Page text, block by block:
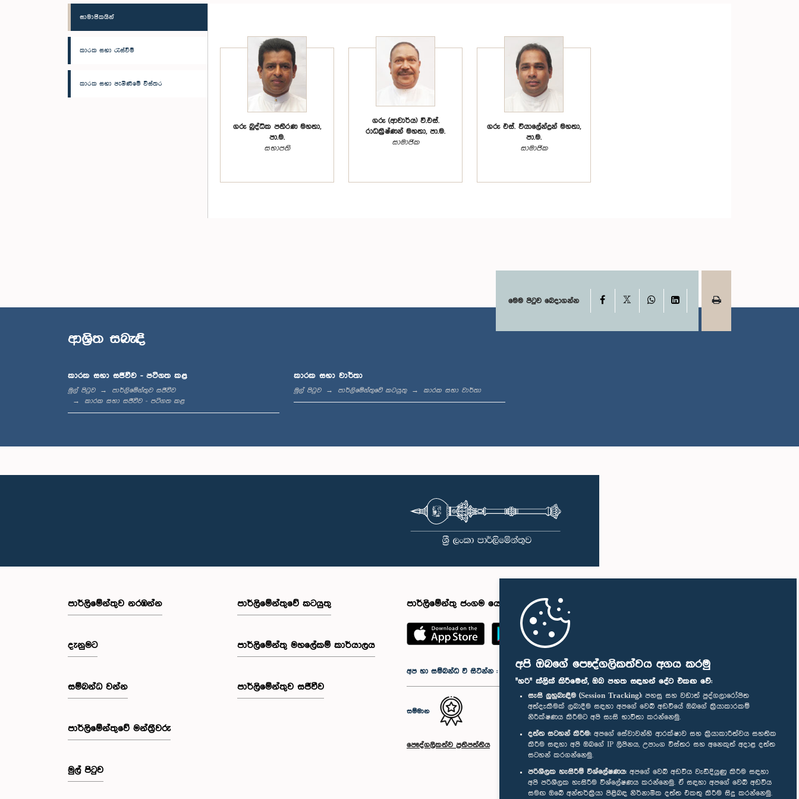
අපි ඔබගේ පෞද්ගලිකත්වය අගය කරමු
"හරි" ක්ලික් කිරීමෙන්, ඔබ පහත සඳහන් දේට එකඟ වේ:
සැසි ලුහුබැඳීම (Session Tracking): පහසු සහ වඩාත් පුද්ගලාරෝපිත
අත්දැකීමක් ලබාදීම සඳහා අපගේ වෙබ් අඩවියේ ඔබගේ ක්‍රියාකාරකම්
නිරීක්ෂණය කිරීමට අපි සැසි භාවිතා කරන්නෙමු.
දත්ත සටහන් කිරීම: අපගේ සේවාවන්හි ආරක්ෂාව සහ ක්‍රියාකාරීත්වය සහතික
කිරීම සඳහා අපි ඔබගේ IP ලිපිනය, උපාංග විස්තර සහ අනෙකුත් අදාළ දත්ත
සටහන් කරගන්නෙමු.
පරිශීලක හැසිරීම් විශ්ලේෂණය: අපගේ වෙබ් අඩවිය වැඩිදියුණු කිරීම සඳහා
අපි පරිශීලක හැසිරීම විශ්ලේෂණය කරන්නෙමු. ඒ සඳහා අපගේ වෙබ් අඩවිය
සමඟ ඔබේ අන්තර්ක්‍රියා පිළිබඳ නිර්නාමික දත්ත එකතු කිරීම සිදු කරන්නෙමු.
සාමාජිකයින්
කාරක සභා රැස්වීම්
කාරක සභා පැමිණීමේ විස්තර
ගරු බුද්ධික පතිරණ මහතා,
පා.ම.
සභාපති
ගරු (ආචාර්ය) වී.එස්.
රාධක්‍රිෂ්ණන් මහතා, පා.ම.
සාමාජික
ගරු එස්. වියාලේන්ද්‍රන් මහතා,
පා.ම.
සාමාජික
මෙම පිටුව බෙදාගන්න Facebook WhatsAppLinkedIn
ආශ්‍රිත සබැඳි
කාරක සභා සජීවීව - පටිගත කළ
මුල් පිටුව
පාර්ලිමේන්තුව සජීවීව
කාරක සභා සජීවීව - පටිගත කළ
කාරක සභා වාර්තා
මුල් පිටුව පාර්ලිමේන්තුවේ කටයුතු කාරක සභා වාර්තා
පාර්ලි‌මේන්තුව නරඹන්න
දැනුමට
සම්බන්ධ වන්න
පාර්ලි‌මේන්තුවේ මන්ත්‍රීවරු
මුල් පිටුව
පාර්ලිමේන්තුවේ කටයුතු
පාර්ලිමේන්තු මහලේකම් කාර්යාලය
පාර්ලිමේන්තුව සජීවීව
පාර්ලිමේන්තු ජංගම යෙදුම
අප හා සම්බන්ධ වී සිටින්න :
සම්මාන
පෞද්ගලිකත්ව ප්‍රතිපත්තිය